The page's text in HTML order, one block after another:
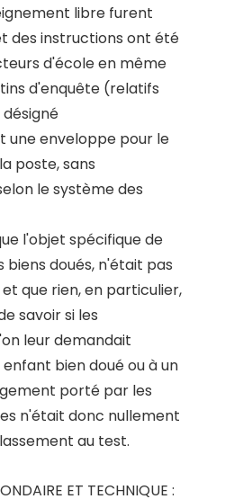
libre furent
des instructions ont été
d'école en même
d'enquête (relatifs
une enveloppe pour le
poste, sans
le système des
l'objet spécifique de
biens doués, n'était pas
que rien, en particulier,
savoir si les
leur demandait
bien doué ou à un
porté par les
n'était donc nullement
au test.
ET TECHNIQUE :